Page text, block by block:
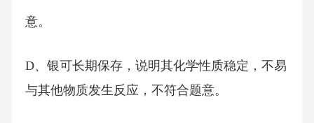
意。
D、银可长期保存，说明其化学性质稳定，不易
与其他物质发生反应，不符合题意。